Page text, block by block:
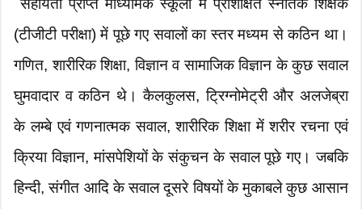
सहायता प्राप्त माध्यमिक स्कूलों में प्रशिक्षित स्नातक शिक्षक
(टीजीटी परीक्षा) में पूछे गए सवालों का स्तर मध्यम से कठिन था।
गणित, शारीरिक शिक्षा, विज्ञान व सामाजिक विज्ञान के कुछ सवाल
घुमवादार व कठिन थे। कैलकुलस, ट्रिग्नोमेट्री और अलजेब्रा
के लम्बे एवं गणनात्मक सवाल, शारीरिक शिक्षा में शरीर रचना एवं
क्रिया विज्ञान, मांसपेशियों के संकुचन के सवाल पूछे गए। जबकि
हिन्दी, संगीत आदि के सवाल दूसरे विषयों के मुकाबले कुछ आसान